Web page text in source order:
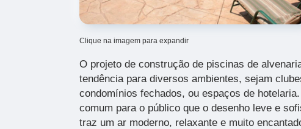
Clique na imagem para expandir
O projeto de construção de piscinas de
tendência para diversos ambientes, sejam
condomínios fechados, ou espaços de
comum para o público que o desenho leve e
traz um ar moderno, relaxante e muito